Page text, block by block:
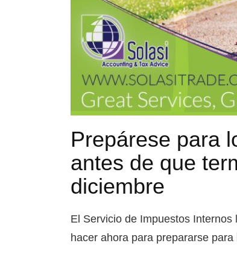
Prepárese para
antes de que
diciembre
El Servicio de Impuestos
hacer ahora para prepararse